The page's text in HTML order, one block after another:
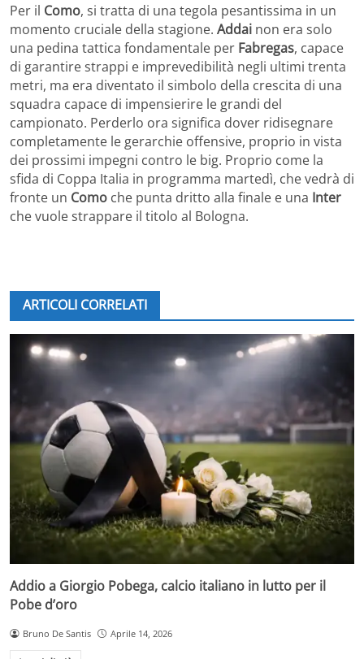
Per il Como, si tratta di una tegola pesantissima in un
momento cruciale della stagione. Addai non era solo
una pedina tattica fondamentale per Fabregas, capace
di garantire strappi e imprevedibilità negli ultimi trenta
metri, ma era diventato il simbolo della crescita di una
squadra capace di impensierire le grandi del
campionato. Perderlo ora significa dover ridisegnare
completamente le gerarchie offensive, proprio in vista
dei prossimi impegni contro le big. Proprio come la
sfida di Coppa Italia in programma martedì, che vedrà di
fronte un Como che punta dritto alla finale e una Inter
che vuole strappare il titolo al Bologna.
ARTICOLI CORRELATI
Addio a Giorgio Pobega, calcio italiano in lutto per il
Pobe d’oro
Bruno De Santis Aprile 14, 2026